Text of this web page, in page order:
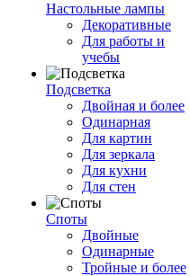
Настольные лампы
Декоративные
Для работы и
учебы
Подсветка
Двойная и более
Одинарная
Для картин
Для зеркала
Для кухни
Для стен
Споты
Двойные
Одинарные
Тройные и более